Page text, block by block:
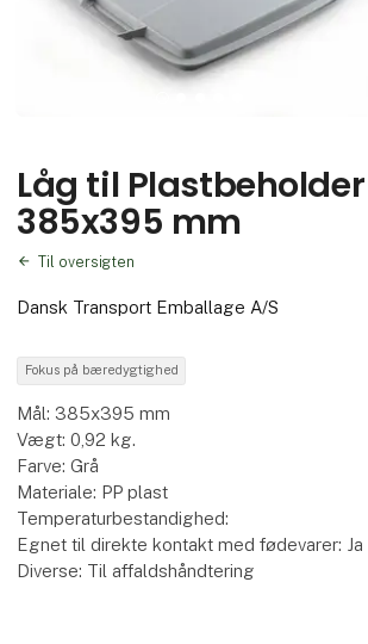
Låg til
385x395 mm
Til oversigten
Dansk Transport Emballage A/S
Fokus på bæredygtighed
Mål: 385x395 mm
Vægt: 0,92 kg.
Farve: Grå
Materiale: PP plast
Temperaturbestandighed:
Egnet til direkte kontakt med fødevarer: Ja
Diverse: Til affaldshåndtering